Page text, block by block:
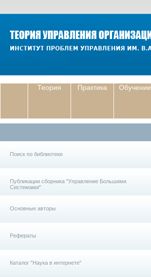
Теория Практика Обучение
Поиск по библиотеке
Публикации сборника "Управление Большими
Системами"
Основные авторы
Рефераты
Каталог "Наука в интернете"